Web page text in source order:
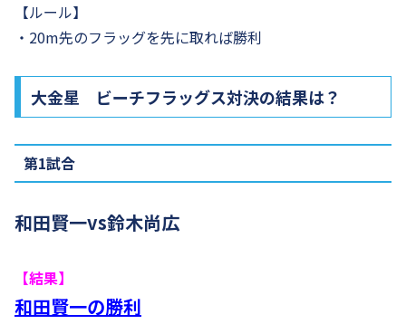
【ルール】
・20m先のフラッグを先に取れば勝利
大金星 ビーチフラッグス対決の結果は？
第1試合
和田賢一vs鈴木尚広
【結果】
和田賢一の勝利